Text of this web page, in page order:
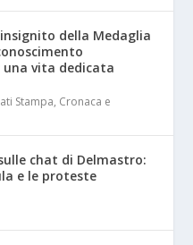
della Medaglia
vita dedicata
Stampa, Cronaca e
chat di Delmastro:
e le proteste